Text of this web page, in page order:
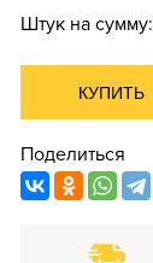
Штук на сумму:
КУПИТЬ
Поделиться